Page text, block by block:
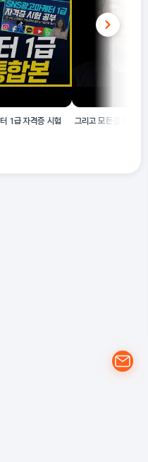
1급 자격증 시험
그리고 모든걸 다 팔